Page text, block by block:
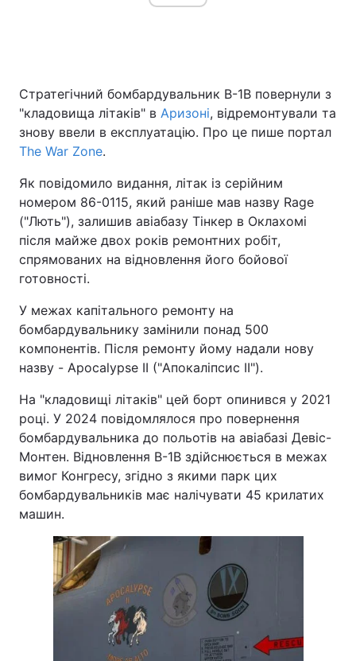
Стратегічний бомбардувальник B-1B повернули з
"кладовища літаків" в Аризоні, відремонтували та
знову ввели в експлуатацію. Про це пише портал
The War Zone.
Як повідомило видання, літак із серійним
номером 86-0115, який раніше мав назву Rage
("Лють"), залишив авіабазу Тінкер в Оклахомі
після майже двох років ремонтних робіт,
спрямованих на відновлення його бойової
готовності.
У межах капітального ремонту на
бомбардувальнику замінили понад 500
компонентів. Після ремонту йому надали нову
назву - Apocalypse II ("Апокаліпсис II").
На "кладовищі літаків" цей борт опинився у 2021
році. У 2024 повідомлялося про повернення
бомбардувальника до польотів на авіабазі Девіс-
Монтен. Відновлення B-1B здійснюється в межах
вимог Конгресу, згідно з якими парк цих
бомбардувальників має налічувати 45 крилатих
машин.